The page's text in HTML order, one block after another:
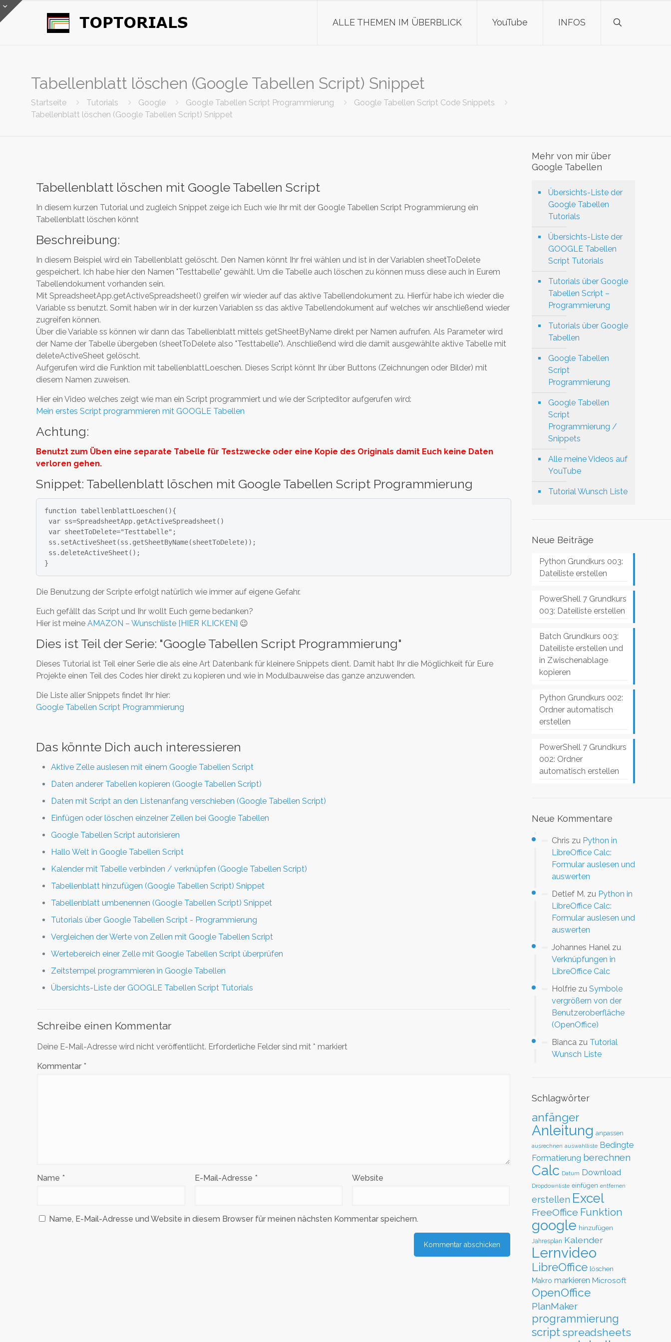
ALLE THEMEN IM ÜBERBLICK YouTube INFOS
Tabellenblatt löschen (Google Tabellen Script) Snippet
Startseite Tutorials Google Google Tabellen Script Programmierung
Google Tabellen Script Code Snippets
Tabellenblatt löschen (Google Tabellen Script) Snippet
Tabellenblatt löschen mit Google Tabellen Script
In diesem kurzen Tutorial und zugleich Snippet zeige ich Euch wie Ihr mit der Google Tabellen Script Programmierung ein
Tabellenblatt löschen könnt
Beschreibung:
In diesem Beispiel wird ein Tabellenblatt gelöscht. Den Namen könnt Ihr frei wählen und ist in der Variablen sheetToDelete
gespeichert. Ich habe hier den Namen "Testtabelle" gewählt. Um die Tabelle auch löschen zu können muss diese auch in Eurem
Tabellendokument vorhanden sein.
Mit SpreadsheetApp.getActiveSpreadsheet() greifen wir wieder auf das aktive Tabellendokument zu. Hierfür habe ich wieder die
Variable ss benutzt. Somit haben wir in der kurzen Variablen ss das aktive Tabellendokument auf welches wir anschließend wieder
zugreifen können.
Über die Variable ss können wir dann das Tabellenblatt mittels getSheetByName direkt per Namen aufrufen. Als Parameter wird
der Name der Tabelle übergeben (sheetToDelete also "Testtabelle"). Anschließend wird die damit ausgewählte aktive Tabelle mit
deleteActiveSheet gelöscht.
Aufgerufen wird die Funktion mit tabellenblattLoeschen. Dieses Script könnt Ihr über Buttons (Zeichnungen oder Bilder) mit
diesem Namen zuweisen.
Hier ein Video welches zeigt wie man ein Script programmiert und wie der Scripteditor aufgerufen wird:
Mein erstes Script programmieren mit GOOGLE Tabellen
Achtung:
Benutzt zum Üben eine separate Tabelle für Testzwecke oder eine Kopie des Originals damit Euch keine Daten
verloren gehen.
Snippet: Tabellenblatt löschen mit Google Tabellen Script Programmierung
function tabellenblattLoeschen(){
}
Die Benutzung der Scripte erfolgt natürlich wie immer auf eigene Gefahr.
Euch gefällt das Script und Ihr wollt Euch gerne bedanken?
Hier ist meine AMAZON – Wunschliste [HIER KLICKEN] 😉
Dies ist Teil der Serie: "Google Tabellen Script Programmierung"
Dieses Tutorial ist Teil einer Serie die als eine Art Datenbank für kleinere Snippets dient. Damit habt Ihr die Möglichkeit für Eure
Projekte einen Teil des Codes hier direkt zu kopieren und wie in Modulbauweise das ganze anzuwenden.
Die Liste aller Snippets findet Ihr hier:
Google Tabellen Script Programmierung
Das könnte Dich auch interessieren
Aktive Zelle auslesen mit einem Google Tabellen Script
Daten anderer Tabellen kopieren (Google Tabellen Script)
Daten mit Script an den Listenanfang verschieben (Google Tabellen Script)
Einfügen oder löschen einzelner Zellen bei Google Tabellen
Google Tabellen Script autorisieren
Hallo Welt in Google Tabellen Script
Kalender mit Tabelle verbinden / verknüpfen (Google Tabellen Script)
Tabellenblatt hinzufügen (Google Tabellen Script) Snippet
Tabellenblatt umbenennen (Google Tabellen Script) Snippet
Tutorials über Google Tabellen Script - Programmierung
Vergleichen der Werte von Zellen mit Google Tabellen Script
Wertebereich einer Zelle mit Google Tabellen Script überprüfen
Zeitstempel programmieren in Google Tabellen
Übersichts-Liste der GOOGLE Tabellen Script Tutorials
Schreibe einen Kommentar
Deine E-Mail-Adresse wird nicht veröffentlicht. Erforderliche Felder sind mit * markiert
Kommentar *
Name * E-Mail-Adresse * Website
Name, E-Mail-Adresse und Website in diesem Browser für meinen nächsten Kommentar speichern.
Mehr von mir über
Google Tabellen
Übersichts-Liste der
Google Tabellen
Tutorials
Übersichts-Liste der
GOOGLE Tabellen
Script Tutorials
Tutorials über Google
Tabellen Script –
Programmierung
Tutorials über Google
Tabellen
Google Tabellen
Script
Programmierung
Google Tabellen
Script
Programmierung /
Snippets
Alle meine Videos auf
YouTube
Tutorial Wunsch Liste
Neue Beiträge
Python Grundkurs 003:
Dateiliste erstellen
PowerShell 7 Grundkurs
003: Dateiliste erstellen
Batch Grundkurs 003:
Dateiliste erstellen und
in Zwischenablage
kopieren
Python Grundkurs 002:
Ordner automatisch
erstellen
PowerShell 7 Grundkurs
002: Ordner
automatisch erstellen
Neue Kommentare
Chris zu Python in
LibreOffice Calc:
Formular auslesen und
auswerten
Detlef M. zu Python in
LibreOffice Calc:
Formular auslesen und
auswerten
Johannes Hanel zu
Verknüpfungen in
LibreOffice Calc
Holfrie zu Symbole
vergrößern von der
Benutzeroberfläche
(OpenOffice)
Bianca zu Tutorial
Wunsch Liste
Schlagwörter
anfänger
Anleitung anpassen
ausrechnen auswahlliste Bedingte
Formatierung berechnen
Calc Datum Download
Dropdownliste einfügen entfernen
erstellen Excel
FreeOffice Funktion
google hinzufügen
Jahresplan Kalender
Lernvideo
LibreOffice löschen
Makro markieren Microsoft
OpenOffice
PlanMaker
programmierung
script spreadsheets